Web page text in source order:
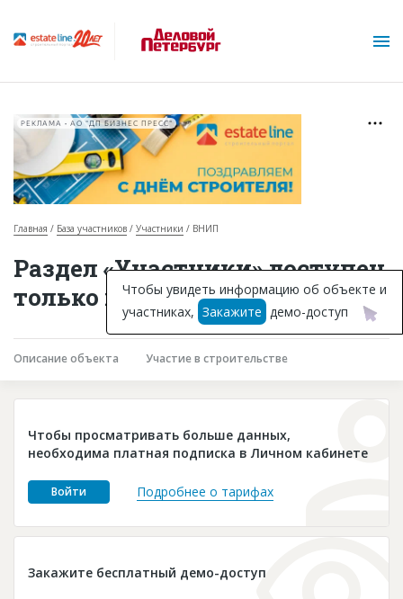
Горячие объекты
База строящихся объектов
Инвестпроекты
Глоссарий
Платные услуги
Пресс-релизы
РЕКЛАМА • АО "ДП БИЗНЕС ПРЕСС"
Главная База участников Участники ВНИП
Раздел «Участники» доступен
только подписчикам
Описание объекта Участие в строительстве
Чтобы просматривать больше данных,
необходима платная подписка в Личном кабинете
Войти Подробнее о тарифах
Закажите бесплатный демо-доступ
Чтобы увидеть информацию об объекте и
участниках, Закажите демо-доступ